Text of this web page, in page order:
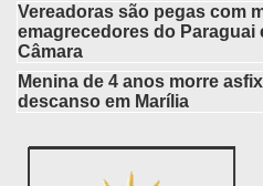
Vereadoras são pegas com
emagrecedores do Paraguai
Câmara
Menina de 4 anos morre
descanso em Marília